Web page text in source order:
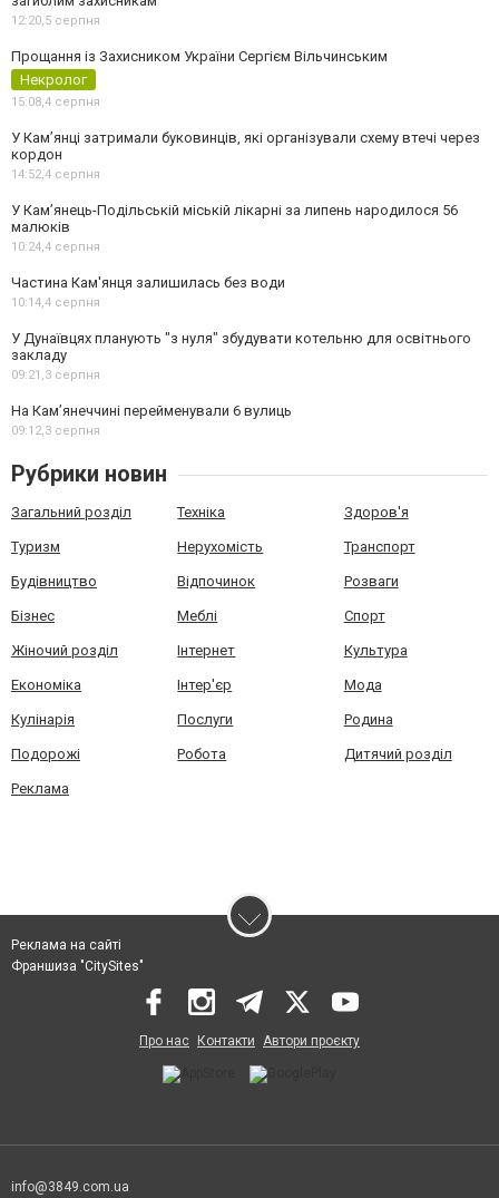
12:20,5 серпня
Прощання із Захисником України Сергієм Вільчинським
Некролог
15:08,4 серпня
У Кам’янці затримали буковинців, які організували схему втечі через
кордон
14:52,4 серпня
У Кам’янець-Подільській міській лікарні за липень народилося 56
малюків
10:24,4 серпня
Частина Кам'янця залишилась без води
10:14,4 серпня
У Дунаївцях планують "з нуля" збудувати котельню для освітнього
закладу
09:21,3 серпня
На Камʼянеччині перейменували 6 вулиць
09:12,3 серпня
Рубрики новин
Загальний розділ Техніка Здоров'я
Туризм Нерухомість Транспорт
Будівництво Відпочинок Розваги
Бізнес Меблі Спорт
Жіночий розділ Інтернет Культура
Економіка Інтер'єр Мода
Кулінарія Послуги Родина
Подорожі Робота Дитячий розділ
Реклама
Реклама на сайті
Франшиза "CitySites"
Про нас Контакти Автори проєкту
info@3849.com.ua